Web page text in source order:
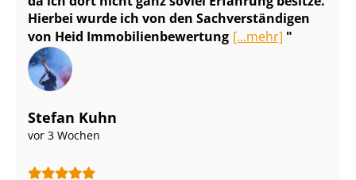
Hierbei wurde ich von den Sach­ver­stän­di­gen
von Heid Im­mo­bi­li­en­be­wer­tung [...mehr]
Stefan Kuhn
vor 3 Wochen